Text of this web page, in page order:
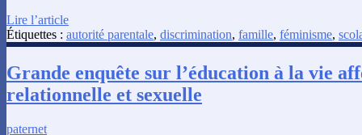
Lire l’article
Étiquettes : autorité parentale, discrimination, famille, féminisme,
Grande enquête sur l’éducation à la vie
relationnelle et sexuelle
paternet